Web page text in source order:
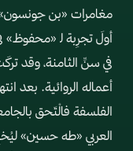
مغامرات «بن جونسون»
في سنِّ الثامنة، وقد
أعماله الروائية. بعد
الفلسفة فالْتَحق
العربي «طه حسين»